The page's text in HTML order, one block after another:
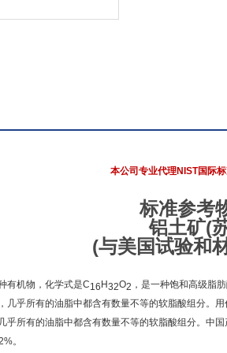
本公司专业代理NIST国际标
标准参考
铝土矿(
(与美国试验和
有机物，化学式是C16 H32O2 ，是一种饱和高级脂
几乎所有的油脂中都含有数量不等的软脂酸组分。用
乎所有的油脂中都含有数量不等的软脂酸组分。中
。